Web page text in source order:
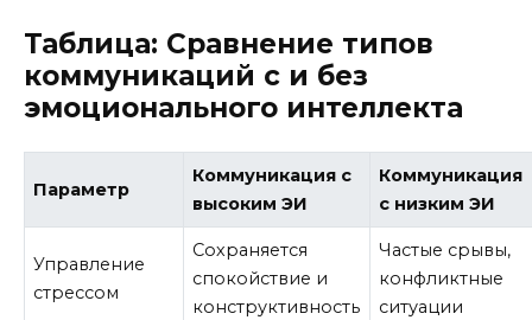
Таблица: Сравнение типов
коммуникаций с и без
эмоционального интеллекта
Параметр
Коммуникация с
высоким ЭИ
Коммуникация
с низким ЭИ
Управление
стрессом
Сохраняется
спокойствие и
конструктивность
Частые срывы,
конфликтные
ситуации